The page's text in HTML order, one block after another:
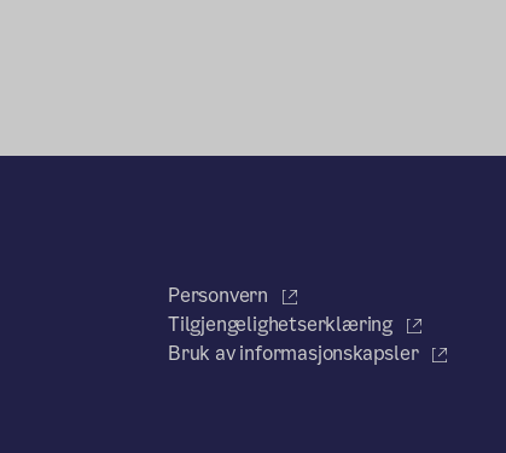
Personvern
Tilgjengelighetserklæring
Bruk av informasjonskapsler